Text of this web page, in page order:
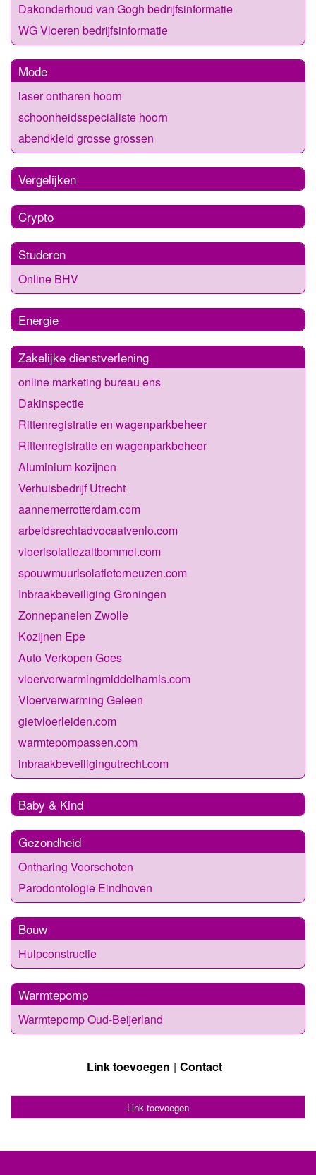
Dakonderhoud van Gogh bedrijfsinformatie
WG Vloeren bedrijfsinformatie
Mode
laser ontharen hoorn
schoonheidsspecialiste hoorn
abendkleid grosse grossen
Vergelijken
Crypto
Studeren
Online BHV
Energie
Zakelijke dienstverlening
online marketing bureau ens
Dakinspectie
Rittenregistratie en wagenparkbeheer
Rittenregistratie en wagenparkbeheer
Aluminium kozijnen
Verhuisbedrijf Utrecht
aannemerrotterdam.com
arbeidsrechtadvocaatvenlo.com
vloerisolatiezaltbommel.com
spouwmuurisolatieterneuzen.com
Inbraakbeveiliging Groningen
Zonnepanelen Zwolle
Kozijnen Epe
Auto Verkopen Goes
vloerverwarmingmiddelharnis.com
Vloerverwarming Geleen
gietvloerleiden.com
warmtepompassen.com
inbraakbeveiligingutrecht.com
Baby & Kind
Gezondheid
Ontharing Voorschoten
Parodontologie Eindhoven
Bouw
Hulpconstructie
Warmtepomp
Warmtepomp Oud-Beijerland
Link toevoegen Contact
Link toevoegen